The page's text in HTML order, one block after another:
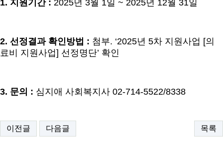
1. 지원기간 : 2025년 3월 1일 ~ 2025년 12월 31일
2. 선정결과 확인방법 : 첨부. ‘2025년 5차 지원사업 [의
료비 지원사업] 선정명단’ 확인
3. 문의 : 심지애 사회복지사 02-714-5522/8338
이전글 다음글 목록